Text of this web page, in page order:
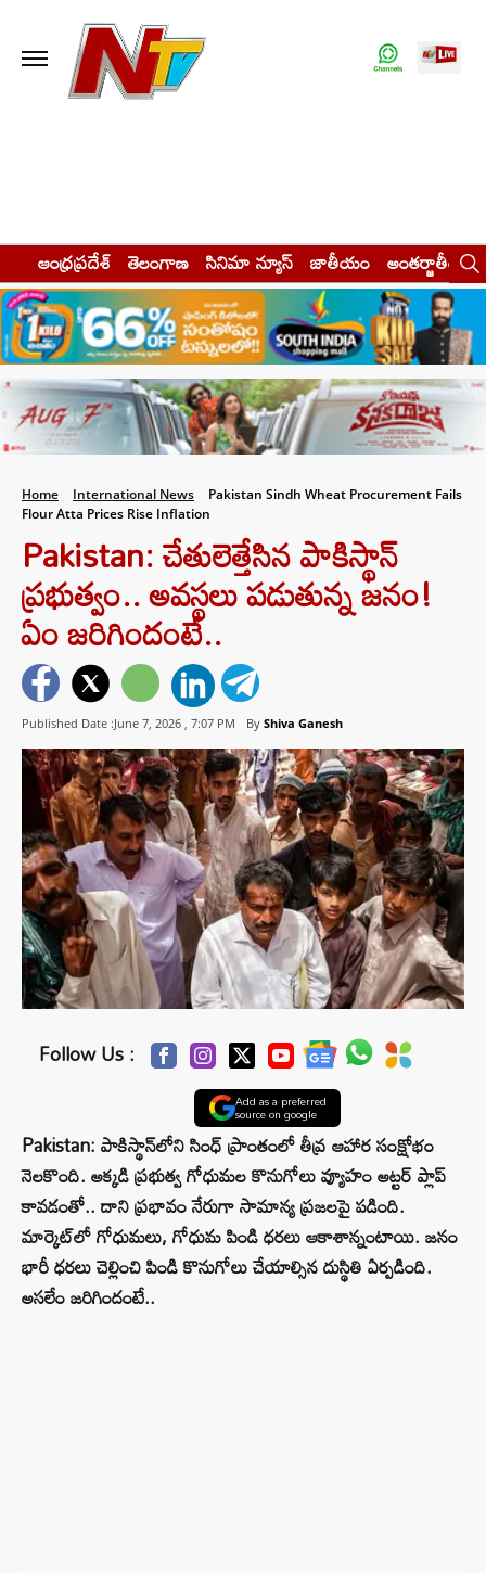
ఆంధ్రప్రదేశ్ తెలంగాణ సినిమా న్యూస్ జాతీయం అంతర్జాతీయం
Home International News
Pakistan Sindh Wheat Procurement Fails
Flour Atta Prices Rise Inflation
Pakistan: చేతులెత్తేసిన పాకిస్థాన్‌
ప్రభుత్వం.. అవస్థలు పడుతున్న జనం!
ఏం జరిగిందంటే..
Published Date :June 7, 2026 , 7:07 PM By Shiva Ganesh
Follow Us :
Add as a preferred
source on google
Pakistan: పాకిస్థాన్‌లోని సింధ్ ప్రాంతంలో తీవ్ర ఆహార సంక్షోభం
నెలకొంది. అక్కడి ప్రభుత్వ గోధుమల కొనుగోలు వ్యూహం అట్టర్ ప్లాప్
కావడంతో.. దాని ప్రభావం నేరుగా సామాన్య ప్రజలపై పడింది.
మార్కెట్‌లో గోధుమలు, గోధుమ పిండి ధరలు ఆకాశాన్నంటాయి. జనం
భారీ ధరలు చెల్లించి పిండి కొనుగోలు చేయాల్సిన దుస్థితి ఏర్పడింది.
అసలేం జరిగిందంటే..